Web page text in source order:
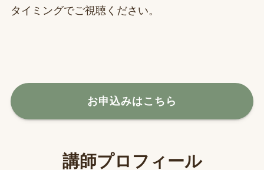
タイミングでご視聴ください。
お申込みはこちら
講師プロフィール